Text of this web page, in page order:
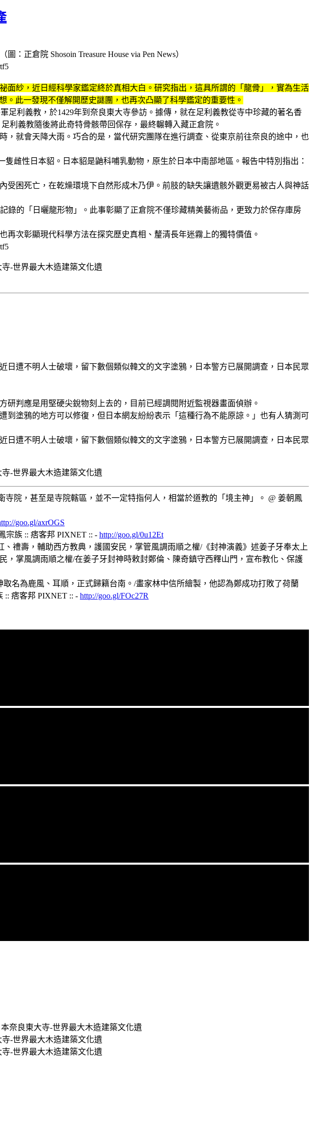
正倉院 Shosoin Treasure House via Pen News）
面紗，近日經科學家鑑定終於真相大白。研究指出，這具所謂的「龍骨」，實為生活
。此一發現不僅解開歷史謎團，也再次凸顯了科學鑑定的重要性。
足利義教，於1429年到奈良東大寺參訪。據傳，就在足利義教從寺中珍藏的著名香
利義教隨後將此奇特骨骸帶回保存，最終輾轉入藏正倉院。
就會天降大雨。巧合的是，當代研究團隊在進行調查、從東京前往奈良的途中，也
雌性日本貂。日本貂是鼬科哺乳動物，原生於日本中南部地區。報告中特別指出：
困死亡，在乾燥環境下自然形成木乃伊。前肢的缺失讓遺骸外觀更易被古人與神話
錄的「日曬龍形物」。此事彰顯了正倉院不僅珍藏精美藝術品，更致力於保存庫房
次彰顯現代科學方法在探究歷史真相、釐清長年迷霧上的獨特價值。
遭不明人士破壞，留下數個類似韓文的文字塗鴉，日本警方已展開調查，日本民眾
判應是用堅硬尖銳物刻上去的，目前已經調閱附近監視器畫面偵辦。
塗鴉的地方可以修復，但日本網友紛紛表示「這種行為不能原諒。」也有人猜測可
遭不明人士破壞，留下數個類似韓文的文字塗鴉，日本警方已展開調查，日本民眾
院，甚至是寺院轄區，並不一定特指何人，相當於道教的「境主神」。 @ 姜朝鳳
goo.gl/axrOGS
宗族 :: 痞客邦 PIXNET :: - http://goo.gl/0u12Et
禮壽，輔助西方教典，護國安民，掌管風調雨順之權/《封神演義》述姜子牙奉太上
掌風調雨順之權/在姜子牙封神時敕封鄭倫、陳奇鎮守西釋山門，宣布教化、保護
名為鹿風、耳順，正式歸籍台南。/畫家林中信所繪製，他認為鄭成功打敗了荷蘭
:: 痞客邦 PIXNET :: - http://goo.gl/FOc27R